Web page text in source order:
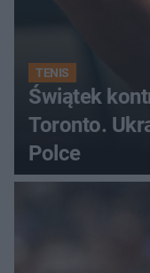
TENIS
Świątek
Toronto.
Polce